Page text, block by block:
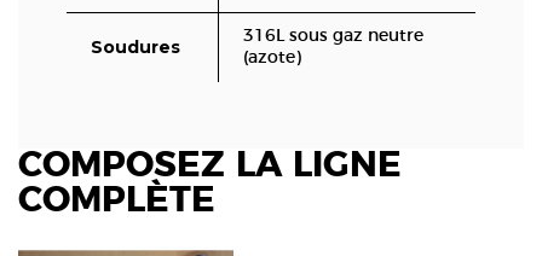
Soudures
316L sous gaz neutre
(azote)
COMPOSEZ LA LIGNE
COMPLÈTE